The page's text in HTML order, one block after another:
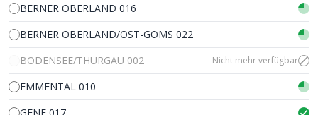
BERNER OBERLAND 016
BERNER OBERLAND/OST-GOMS 022
BODENSEE/THURGAU 002
Nicht mehr verfügbar
EMMENTAL 010
GENF 017